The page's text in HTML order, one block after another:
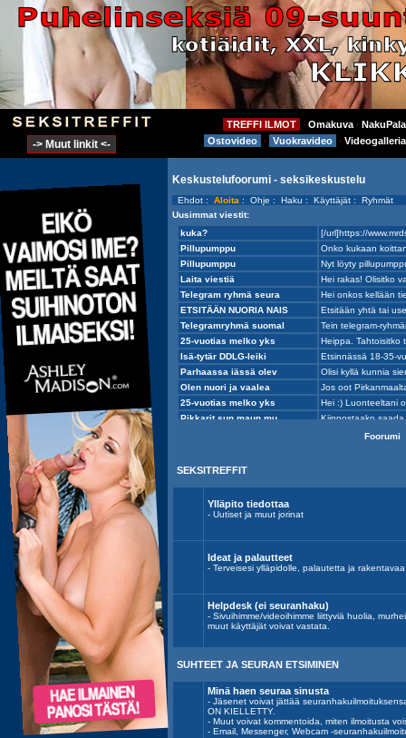
TREFFI ILMOT ⋅ Omakuva ⋅
Ostovideo
⋅ Vuokravideo ⋅ Videogalleria
-> Muut linkit <-
Keskustelufoorumi - seksikeskustelu
Ehdot : Aloita : Ohje : Haku : Käyttäjät : Ryhmät
Uusimmat viestit:
Foorumi
SEKSITREFFIT
Ylläpito tiedottaa
- Uutiset ja muut jorinat
Ideat ja palautteet
- Terveisesi ylläpidolle, palautetta ja rakentavaa
Helpdesk (ei seuranhaku)
- Sivuihimme/videoihimme liittyviä huolia,
muut käyttäjät voivat vastata.
SUHTEET JA SEURAN ETSIMINEN
Minä haen seuraa sinusta
- Jäsenet voivat jättää
ON KIELLETTY.
- Muut voivat kommentoida, miten ilmoitusta
- Email, Messenger, Webcam -